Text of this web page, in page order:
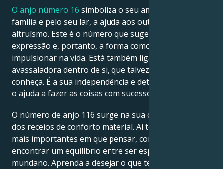
O anjo número 16 simboliza o seu amor pela sua
família e pelo seu lar, a ajuda aos outros e o
altruísmo. Este é o número que sugere o poder de
expressão e, portanto, a forma como se pode
impulsionar na vida. Está também ligado a uma força
avassaladora dentro de si, que talvez ainda não
conheça. É a sua independência e determinação que
o ajuda a fazer as coisas com sucesso.
O número de anjo 116 surge na sua cara por causa
dos receios de conforto material. Aí tem assuntos
mais importantes em que pensar, como a fé e
encontrar um equilíbrio entre ser espiritual e
mundano. Aprenda a desejar o que tem ou é agora.